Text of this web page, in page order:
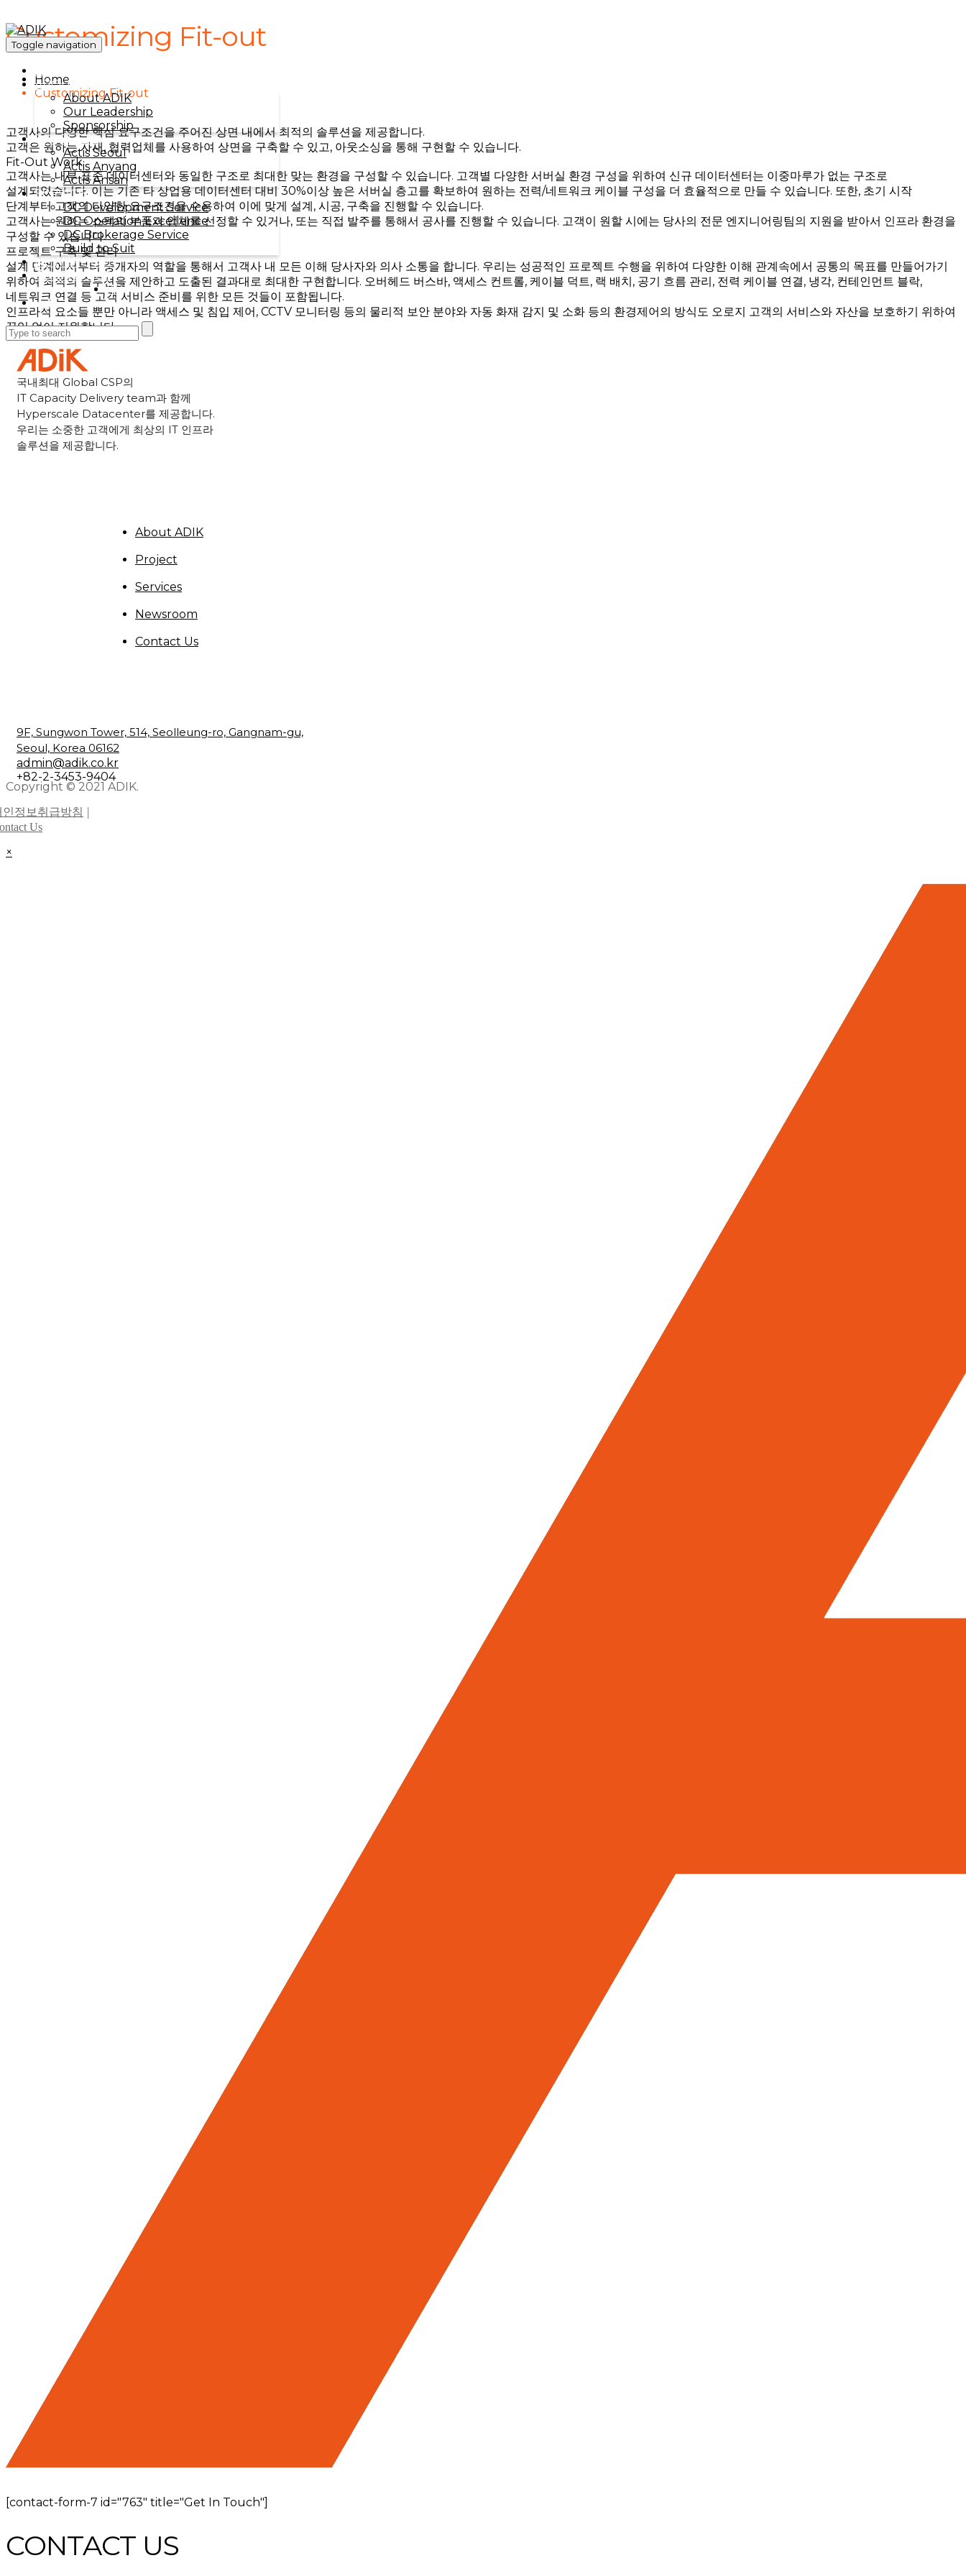
Toggle navigation
ABOUT ADIK
About ADIK
Our Leadership
Sponsorship
PROJECTS
Actis Seoul
Actis Anyang
Actis Ansan
SERVICES
DC Development Service
DC Operation Excellence
DC Brokerage Service
Build to Suit
NEWSROOM
CONTACT US
KO
EN
Customizing Fit-out
Home
Customizing Fit-out
고객사의 다양한 핵심 요구조건을 주어진 상면 내에서 최적의 솔루션을 제공합니다.
고객은 원하는 자재, 협력업체를 사용하여 상면을 구축할 수 있고, 아웃소싱을 통해 구현할 수 있습니다.
Fit-Out Work
고객사는 내부 표준 데이터센터와 동일한 구조로 최대한 맞는 환경을 구성할 수 있습니다. 고객별 다양한 서버실 환경 구성을 위하여 신규 데이터센터는 이중마루가 없는 구조로
설계되었습니다. 이는 기존 타 상업용 데이터센터 대비 30%이상 높은 서버실 층고를 확보하여 원하는 전력/네트워크 케이블 구성을 더 효율적으로 만들 수 있습니다. 또한, 초기 시작
단계부터 고객의 다양한 요구조건을 수용하여 이에 맞게 설계, 시공, 구축을 진행할 수 있습니다.
고객사는 원하는 스펙의 부품과 업체를 선정할 수 있거나, 또는 직접 발주를 통해서 공사를 진행할 수 있습니다. 고객이 원할 시에는 당사의 전문 엔지니어링팀의 지원을 받아서 인프라 환경을
구성할 수 있습니다.
프로젝트 구축 및 관리
설계 단계에서부터 중개자의 역할을 통해서 고객사 내 모든 이해 당사자와 의사 소통을 합니다. 우리는 성공적인 프로젝트 수행을 위하여 다양한 이해 관계속에서 공통의 목표를 만들어가기
위하여 최적의 솔루션을 제안하고 도출된 결과대로 최대한 구현합니다. 오버헤드 버스바, 액세스 컨트롤, 케이블 덕트, 랙 배치, 공기 흐름 관리, 전력 케이블 연결, 냉각, 컨테인먼트 블락,
네트워크 연결 등 고객 서비스 준비를 위한 모든 것들이 포함됩니다.
인프라적 요소들 뿐만 아니라 액세스 및 침입 제어, CCTV 모니터링 등의 물리적 보안 분야와 자동 화재 감지 및 소화 등의 환경제어의 방식도 오로지 고객의 서비스와 자산을 보호하기 위하여
끊임 없이 지원합니다.
국내최대 Global CSP의
IT Capacity Delivery team과 함께
Hyperscale Datacenter를 제공합니다.
우리는 소중한 고객에게 최상의 IT 인프라
솔루션을 제공합니다.
About ADIK
Project
Services
Newsroom
Contact Us
9F, Sungwon Tower, 514, Seolleung-ro, Gangnam-gu,
Seoul, Korea 06162
admin@adik.co.kr
+82-2-3453-9404
Copyright © 2021 ADIK.
인정보취급방침
Us
×
[contact-form-7 id="763" title="Get In Touch"]
CONTACT US